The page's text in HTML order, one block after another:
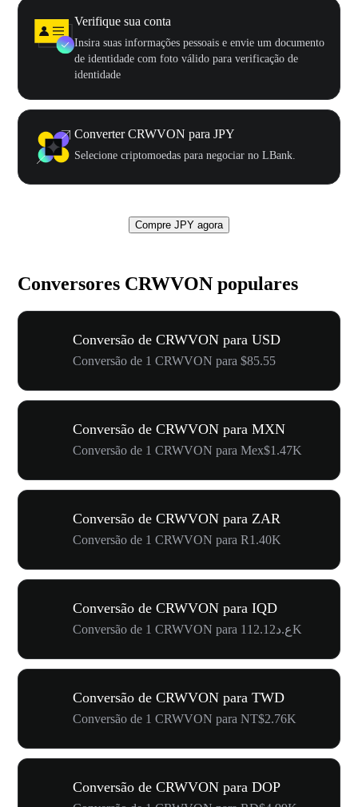
Verifique sua conta
Insira suas informações pessoais e envie um documento
de identidade com foto válido para verificação de
identidade
Converter CRWVON para JPY
Selecione criptomoedas para negociar no LBank.
Compre JPY agora
Conversores CRWVON populares
Conversão de CRWVON para USD
Conversão de 1 CRWVON para $85.55
Conversão de CRWVON para MXN
Conversão de 1 CRWVON para Mex$1.47K
Conversão de CRWVON para ZAR
Conversão de 1 CRWVON para R1.40K
Conversão de CRWVON para IQD
Conversão de 1 CRWVON para ع.د112.12K
Conversão de CRWVON para TWD
Conversão de 1 CRWVON para NT$2.76K
Conversão de CRWVON para DOP